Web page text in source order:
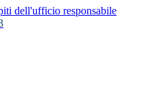
dell'ufficio responsabile